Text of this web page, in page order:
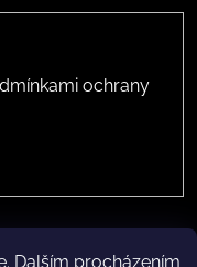
Dalším procházením
ochrany